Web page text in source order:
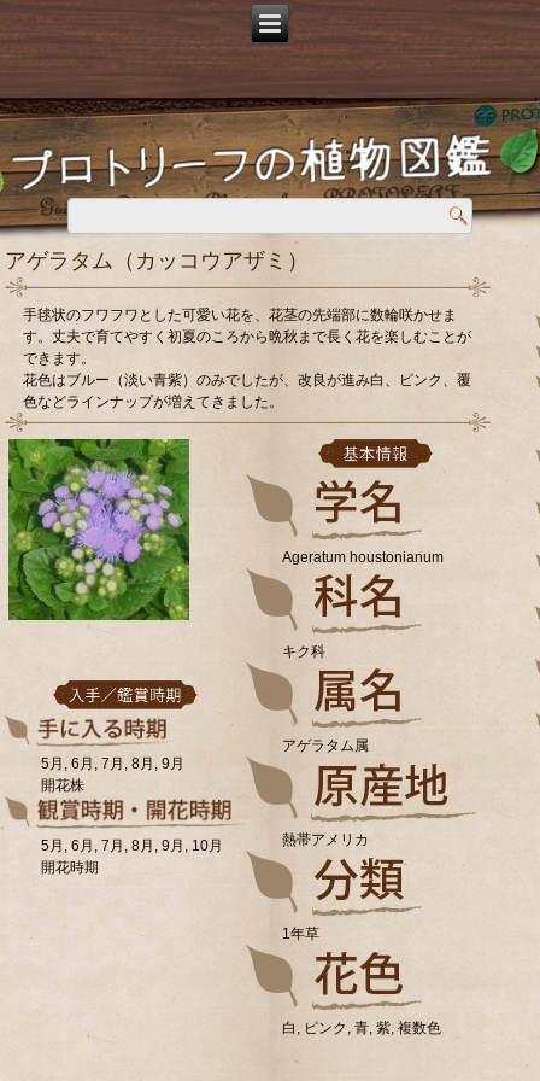
アゲラタム（カッコウアザミ）
手毬状のフワフワとした可愛い花を、花茎の先端部に数輪咲かせま
す。丈夫で育てやすく初夏のころから晩秋まで長く花を楽しむことが
できます。
花色はブルー（淡い青紫）のみでしたが、改良が進み白、ピンク、覆
色などラインナップが増えてきました。
Ageratum houstonianum
キク科
アゲラタム属
熱帯アメリカ
1年草
白, ピンク, 青, 紫, 複数色
5月, 6月, 7月, 8月, 9月
開花株
5月, 6月, 7月, 8月, 9月, 10月
開花時期